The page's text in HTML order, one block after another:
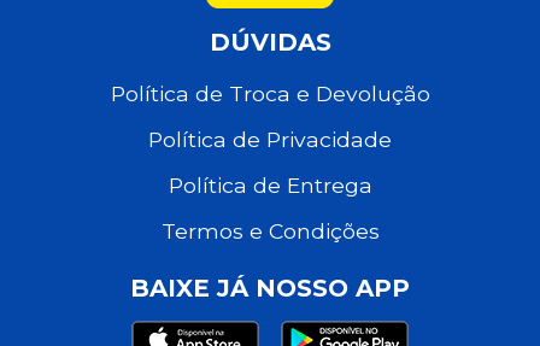
DÚVIDAS
Política de Troca e Devolução
Política de Privacidade
Política de Entrega
Termos e Condições
BAIXE JÁ NOSSO APP